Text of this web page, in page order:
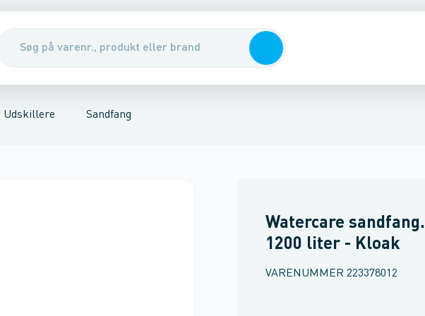
& udskillerePumper, pumpebrønde & ventiler
Udskillere Sandfang
Partikeludskillere
Watercare sandfang.
1200 liter - Kloak
VARENUMMER 223378012